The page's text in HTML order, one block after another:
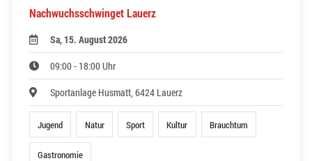
Nachwuchsschwinget Lauerz
Sa, 15. August 2026
09:00 - 18:00 Uhr
Sportanlage Husmatt, 6424 Lauerz
Jugend Natur Sport Kultur Brauchtum
Gastronomie